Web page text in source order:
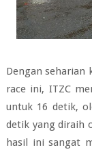
Dengan seharian
race ini, ITZC
untuk 16 detik,
detik yang diraih
hasil ini sangat